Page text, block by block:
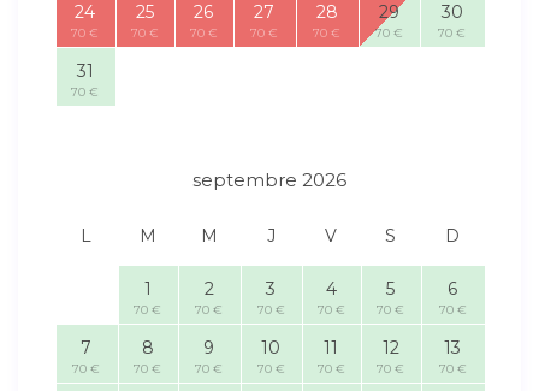
24
70 €
25
70 €
26
70 €
27
70 €
28
70 €
29
70 €
30
70 €
31
70 €
septembre 2026
L M M J V S D
1
70 €
2
70 €
3
70 €
4
70 €
5
70 €
6
70 €
7
70 €
8
70 €
9
70 €
10
70 €
11
70 €
12
70 €
13
70 €